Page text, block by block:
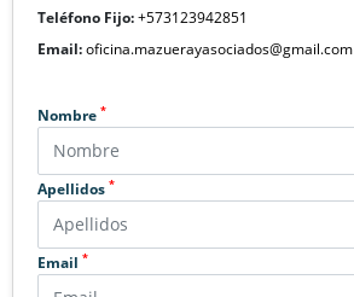
Teléfono Fijo:+573123942851
Email:oficina.mazuerayasociados@gmail.com
Nombre *
Apellidos *
Email *